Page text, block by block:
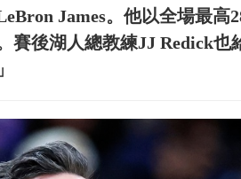
James。他以全場最高
賽後湖人總教練JJ Redick也